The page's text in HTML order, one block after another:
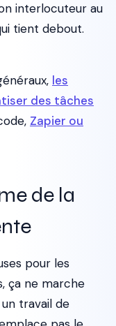
interlocuteur au
tient debout.
les
des tâches
Zapier ou
de la
pour les
ça ne marche
travail de